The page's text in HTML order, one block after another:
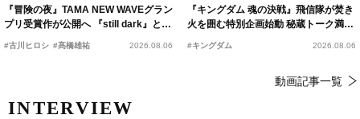
『冒険の夜』TAMA NEW WAVEグラン
プリ受賞作が公開へ 『still dark』と同
時上映決定
#古川ヒロシ #髙橋雄祐 2026.08.06
『キングダム 魂の決戦』飛信隊が焚き
火を囲む特別企画始動 秘蔵トーク満載
の“キングダムキャンプ”開催
#キングダム 2026.08.06
動画記事一覧
INTERVIEW